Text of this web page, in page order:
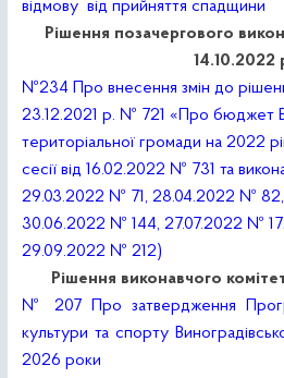
відмову від прийняття спадщини
Рішення позачергового
14.10.2022
№234 Про внесення змін до
23.12.2021 р. № 721 «Про бюджет
територіальної громади на 2022
сесії від 16.02.2022 № 731 та
29.03.2022 № 71, 28.04.2022 №
30.06.2022 № 144, 27.07.2022 №
29.09.2022 № 212)
Рішення виконавчого
№ 207 Про затвердження
культури та спорту
2026 роки